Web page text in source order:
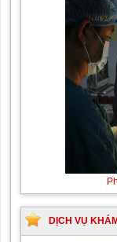
Thay máu
DỊCH VỤ